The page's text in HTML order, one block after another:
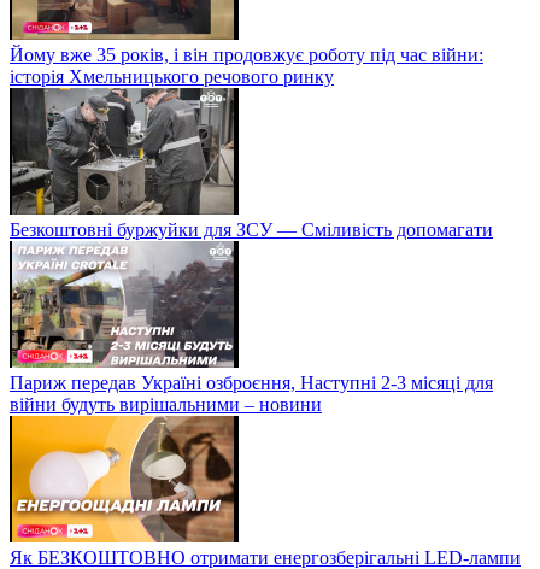
Йому вже 35 років, і він продовжує роботу під час війни:
історія Хмельницького речового ринку
Безкоштовні буржуйки для ЗСУ — Сміливість допомагати
Париж передав Україні озброєння, Наступні 2-3 місяці для
війни будуть вирішальними – новини
Як БЕЗКОШТОВНО отримати енергозберігальні LED-лампи